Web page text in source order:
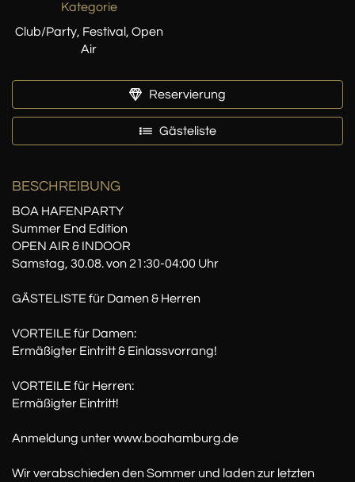
Kategorie
Club/Party, Festival, Open
Air
Reservierung
Gästeliste
BESCHREIBUNG
BOA HAFENPARTY
Summer End Edition
OPEN AIR & INDOOR
Samstag, 30.08. von 21:30-04:00 Uhr
GÄSTELISTE für Damen & Herren
VORTEILE für Damen:
Ermäßigter Eintritt & Einlassvorrang!
VORTEILE für Herren:
Ermäßigter Eintritt!
Anmeldung unter www.boahamburg.de
Wir verabschieden den Sommer und laden zur letzten